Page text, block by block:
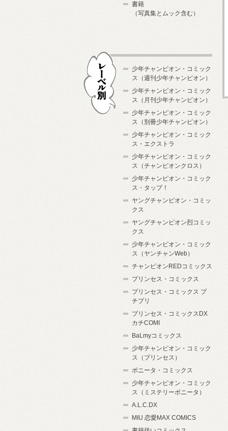
書籍
（写真集とムック含む）
少年チャンピオン・コミック
ス（週刊少年チャンピオン）
少年チャンピオン・コミック
ス（月刊少年チャンピオン）
少年チャンピオン・コミック
ス（別冊少年チャンピオン）
少年チャンピオン・コミック
ス・エクストラ
少年チャンピオン・コミック
ス（チャンピオンクロス）
少年チャンピオン・コミック
ス・タップ！
ヤングチャンピオン・コミッ
クス
ヤングチャンピオン烈コミッ
クス
少年チャンピオン・コミック
ス（ヤンチャンWeb）
チャンピオンREDコミックス
プリンセス・コミックス
プリンセス・コミックス プ
チプリ
プリンセス・コミックスDX
カチCOMI
BaLmyコミックス
少年チャンピオン・コミック
ス（プリンセス）
ボニータ・コミックス
少年チャンピオン・コミック
ス（ミステリーボニータ）
A.L.C.DX
MIU 恋愛MAX COMICS